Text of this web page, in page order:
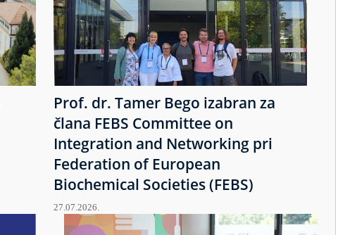
Prof. dr. Tamer Bego izabran za
člana FEBS Committee on
Integration and Networking pri
Federation of European
Biochemical Societies (FEBS)
27.07.2026.